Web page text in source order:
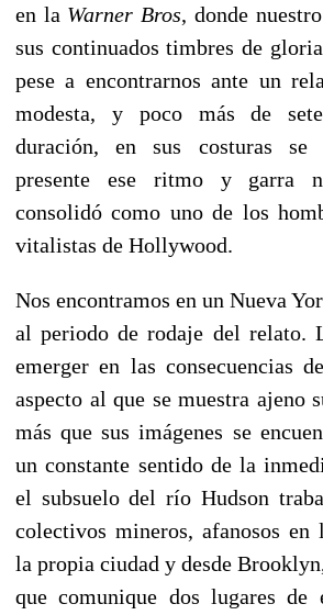
en la Warner Bros, donde
sus continuados timbres de
pese a encontrarnos ante un
modesta, y poco más de
duración, en sus costuras se
presente ese ritmo y garra
consolidó como uno de los
vitalistas de Hollywood.
Nos encontramos en un Nueva
al periodo de rodaje del relato.
emerger en las consecuencias
aspecto al que se muestra ajeno
más que sus imágenes se
un constante sentido de la
el subsuelo del río Hudson
colectivos mineros, afanosos en
la propia ciudad y desde
que comunique dos lugares de